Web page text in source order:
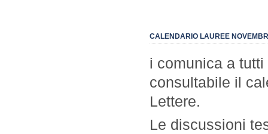
CALENDARIO LAUREE
i comunica a
consultabile il
Lettere.
Le discussioni